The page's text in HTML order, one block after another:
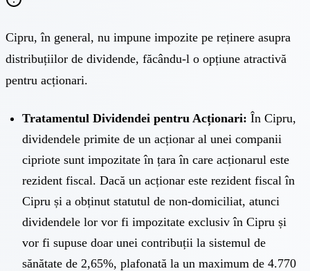
Cipru, în general, nu impune impozite pe reținere asupra
distribuțiilor de dividende, făcându-l o opțiune atractivă
pentru acționari.
Tratamentul Dividendei pentru Acționari: În Cipru,
dividendele primite de un acționar al unei companii
cipriote sunt impozitate în țara în care acționarul este
rezident fiscal. Dacă un acționar este rezident fiscal în
Cipru și a obținut statutul de non-domiciliat, atunci
dividendele lor vor fi impozitate exclusiv în Cipru și
vor fi supuse doar unei contribuții la sistemul de
sănătate de 2,65%, plafonată la un maximum de 4.770